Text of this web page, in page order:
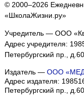
© 2000–2026
«ШколаЖизни.ру»
Учредитель — ООО
Адрес учредителя:
Петербургский пр.,
Издатель — ООО
Адрес издателя:
Петербургский пр.,